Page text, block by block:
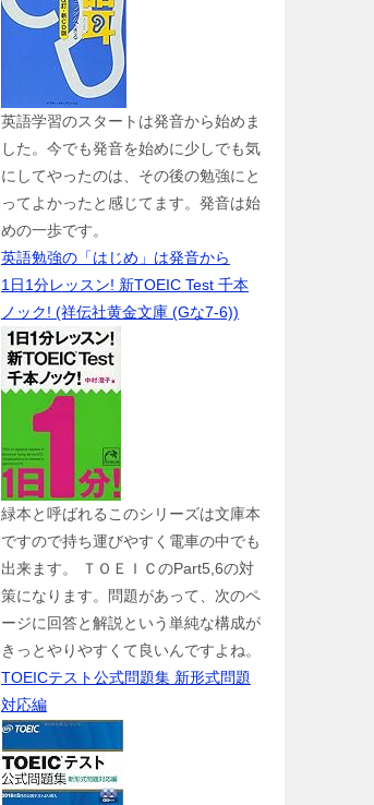
英語学習のスタートは発音から始めま
した。今でも発音を始めに少しでも気
にしてやったのは、その後の勉強にと
ってよかったと感じてます。発音は始
めの一歩です。
英語勉強の「はじめ」は発音から
1日1分レッスン! 新TOEIC Test 千本
ノック! (祥伝社黄金文庫 (Gな7-6))
緑本と呼ばれるこのシリーズは文庫本
ですので持ち運びやすく電車の中でも
出来ます。 ＴＯＥＩＣのPart5,6の対
策になります。問題があって、次のペ
ージに回答と解説という単純な構成が
きっとやりやすくて良いんですよね。
TOEICテスト公式問題集 新形式問題
対応編